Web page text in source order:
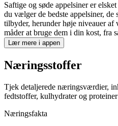
Saftige og søde appelsiner er
du vælger de bedste appelsiner, de
tilbyder, herunder høje niveauer
måder at bruge dem i din kost, fra
Lær mere i appen
Næringsstoffer
Tjek detaljerede næringsværdier,
fedtstoffer, kulhydrater og
Næringsfakta